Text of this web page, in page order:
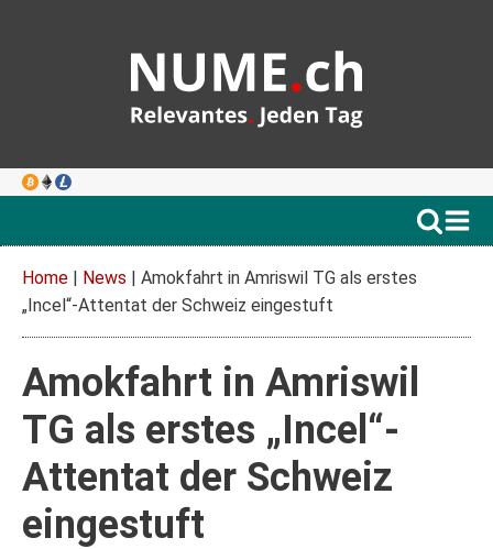
Home | News | Amokfahrt in Amriswil TG als erstes
„Incel“-Attentat der Schweiz eingestuft
Amokfahrt in Amriswil
TG als erstes „Incel“-
Attentat der Schweiz
eingestuft